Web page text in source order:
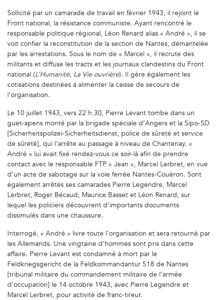
Sollicité par un camarade de travail en février 1943, il rejoint le
Front national, la résistance communiste. Ayant rencontré le
responsable politique régional, Léon Renard alias « André », il se
voit confier la reconstitution de la section de Nantes, démantelée
par les arrestations. Sous le nom de « Marcel », il recrute des
militants et diffuse les tracts et les journaux clandestins du Front
national (L’Humanité, La Vie ouvrière). Il gère également les
cotisations destinées à alimenter la caisse de secours de
l’organisation.
Le 10 juillet 1943, vers 22 h 30, Pierre Levant tombe dans un
guet-apens monté par la brigade spéciale d’Angers et la Sipo-SD
[Sicherheitspolizei-Sicherheitsdienst, police de sûreté et service
de sûreté], qui l’arrête au passage à niveau de Chantenay. «
André » lui avait fixé rendez-vous ce soir-là afin de prendre
contact avec le responsable FTP « Jean », Marcel Lerbret, en vue
d’un acte de sabotage sur la voie ferrée Nantes-Couëron. Sont
également arrêtés ses camarades Pierre Legendre, Marcel
Lerbret, Roger Bécaud, Maurice Basset et Léon Renard, sur
lequel les policiers découvrent d’importants documents
dissimulés dans une chaussure.
Interrogé, « André » livre toute l’organisation et sera retourné par
les Allemands. Une vingtaine d’hommes sont pris dans cette
affaire. Pierre Levant est condamné à mort par le
Feldkriegsgericht de la Feldkommandantur 518 de Nantes
[tribunal militaire du commandement militaire de l’armée
d’occupation] le 14 octobre 1943, avec Pierre Legendre et
Marcel Lerbret, pour activité de franc-tireur.